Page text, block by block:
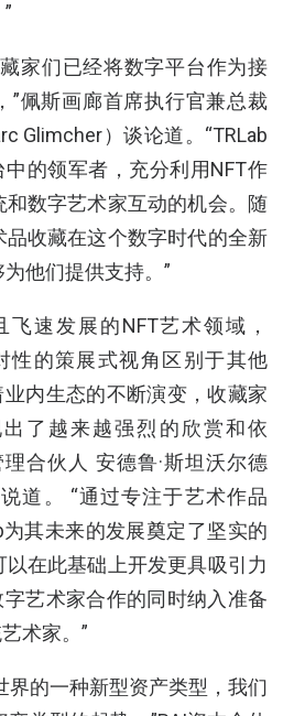
家们已经将数字平台作为接
”佩斯画廊首席执行官兼总裁
Glimcher）谈论道。“TRLab
的领军者，充分利用NFT作
数字艺术家互动的机会。随
收藏在这个数字时代的全新
他们提供支持。”
速发展的NFT艺术领域，
性的策展式视角区别于其他
内生态的不断演变，收藏家
了越来越强烈的欣赏和依
合伙人 安德鲁·斯坦沃尔德
道。 “通过专注于艺术作品
其未来的发展奠定了坚实的
在此基础上开发更具吸引力
艺术家合作的同时纳入准备
术家。”
界的一种新型资产类型，我们